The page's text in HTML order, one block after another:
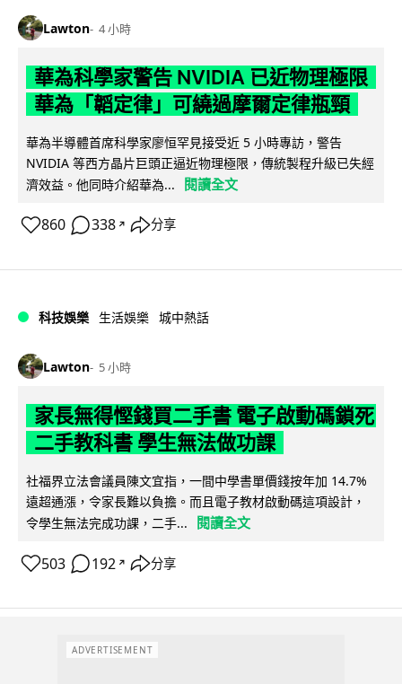
Lawton 4 小時
華為科學家警告 NVIDIA 已近物理極限
華為「韜定律」可繞過摩爾定律瓶頸
華為半導體首席科學家廖恒罕見接受近 5 小時專訪，警告
NVIDIA 等西方晶片巨頭正逼近物理極限，傳統製程升級已失經
濟效益。他同時介紹華為...
閱讀全文
860 338 ↗ 分享
科技娛樂 生活娛樂 城中熱話
Lawton 5 小時
家長無得慳錢買二手書 電子啟動碼鎖死
二手教科書 學生無法做功課
社福界立法會議員陳文宜指，一間中學書單價錢按年加 14.7%
遠超通漲，令家長難以負擔。而且電子教材啟動碼這項設計，
令學生無法完成功課，二手...
閱讀全文
503 192 ↗ 分享
ADVERTISEMENT